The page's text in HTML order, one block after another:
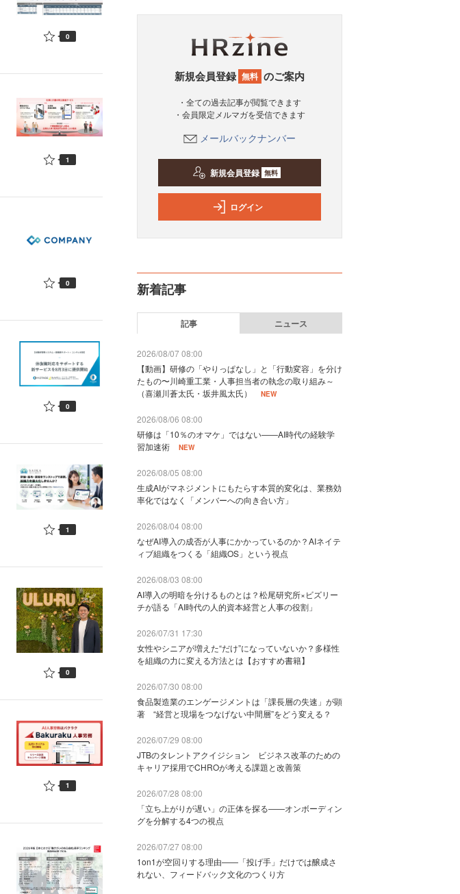
0
1
0
0
1
0
1
新規会員登録 無料 のご案内
・全ての過去記事が閲覧できます
・会員限定メルマガを受信できます
メールバックナンバー
新規会員登録 無料
ログイン
新着記事
記事 ニュース
2026/08/07 08:00
【動画】研修の「やりっぱなし」と「行動変容」を分け
たもの〜川崎重工業・人事担当者の執念の取り組み～
（喜瀬川蒼太氏・坂井風太氏）
NEW
2026/08/06 08:00
研修は「10％のオマケ」ではない——AI時代の経験学
習加速術
NEW
2026/08/05 08:00
生成AIがマネジメントにもたらす本質的変化は、業務効
率化ではなく「メンバーへの向き合い方」
2026/08/04 08:00
なぜAI導入の成否が人事にかかっているのか？AIネイテ
ィブ組織をつくる「組織OS」という視点
2026/08/03 08:00
AI導入の明暗を分けるものとは？松尾研究所×ビズリー
チが語る「AI時代の人的資本経営と人事の役割」
2026/07/31 17:30
女性やシニアが増えた“だけ”になっていないか？多様性
を組織の力に変える方法とは【おすすめ書籍】
2026/07/30 08:00
食品製造業のエンゲージメントは「課長層の失速」が顕
著 “経営と現場をつなげない中間層”をどう変える？
2026/07/29 08:00
JTBのタレントアクイジション ビジネス改革のための
キャリア採用でCHROが考える課題と改善策
2026/07/28 08:00
「立ち上がりが遅い」の正体を探る——オンボーディン
グを分解する4つの視点
2026/07/27 08:00
1on1が空回りする理由——「投げ手」だけでは醸成さ
れない、フィードバック文化のつくり方